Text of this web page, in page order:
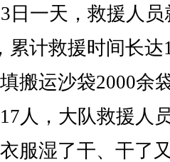
日一天，救援人员
累计救援时间长达
搬运沙袋2000余
人，大队救援人
服湿了干、干了